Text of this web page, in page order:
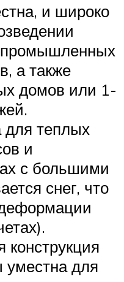
и широко
промышленных
а также
домов или 1-
для теплых
и
с большими
снег, что
для